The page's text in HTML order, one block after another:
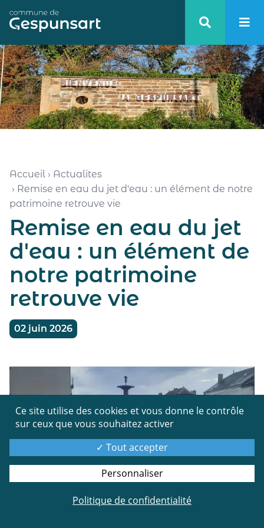
Haut de page
Accueil › Actualites
› Remise en eau du jet d'eau : un élément de notre
patrimoine retrouve vie
Remise en eau du jet
d'eau : un élément de
notre patrimoine
retrouve vie
02 juin 2026
Ce site utilise des cookies et vous donne le contrôle
sur ceux que vous souhaitez activer
Tout accepter
Personnaliser
Politique de confidentialité